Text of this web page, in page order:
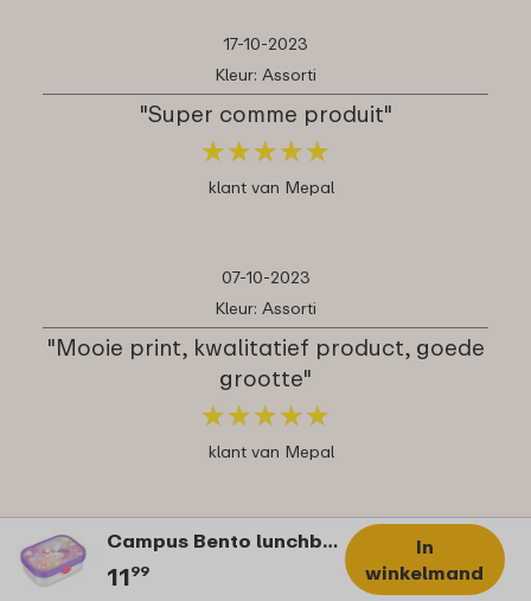
Campus Bento lunchbox met vorkje - Unicorn Glow
1199
In
winkelmand
17-10-2023
Kleur: Assorti
"Super comme produit"
★★★★★
★★★★★
klant van Mepal
07-10-2023
Kleur: Assorti
"Mooie print, kwalitatief product, goede
grootte"
★★★★★
★★★★★
klant van Mepal
19-09-2023